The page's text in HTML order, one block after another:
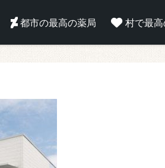
都市の最高の薬局 村で最